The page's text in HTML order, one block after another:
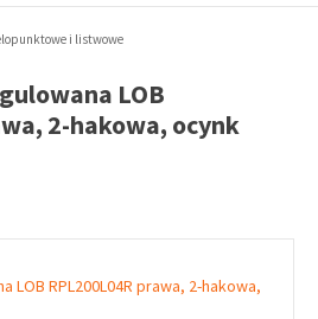
i listwowe
LOB
2-hakowa, ocynk